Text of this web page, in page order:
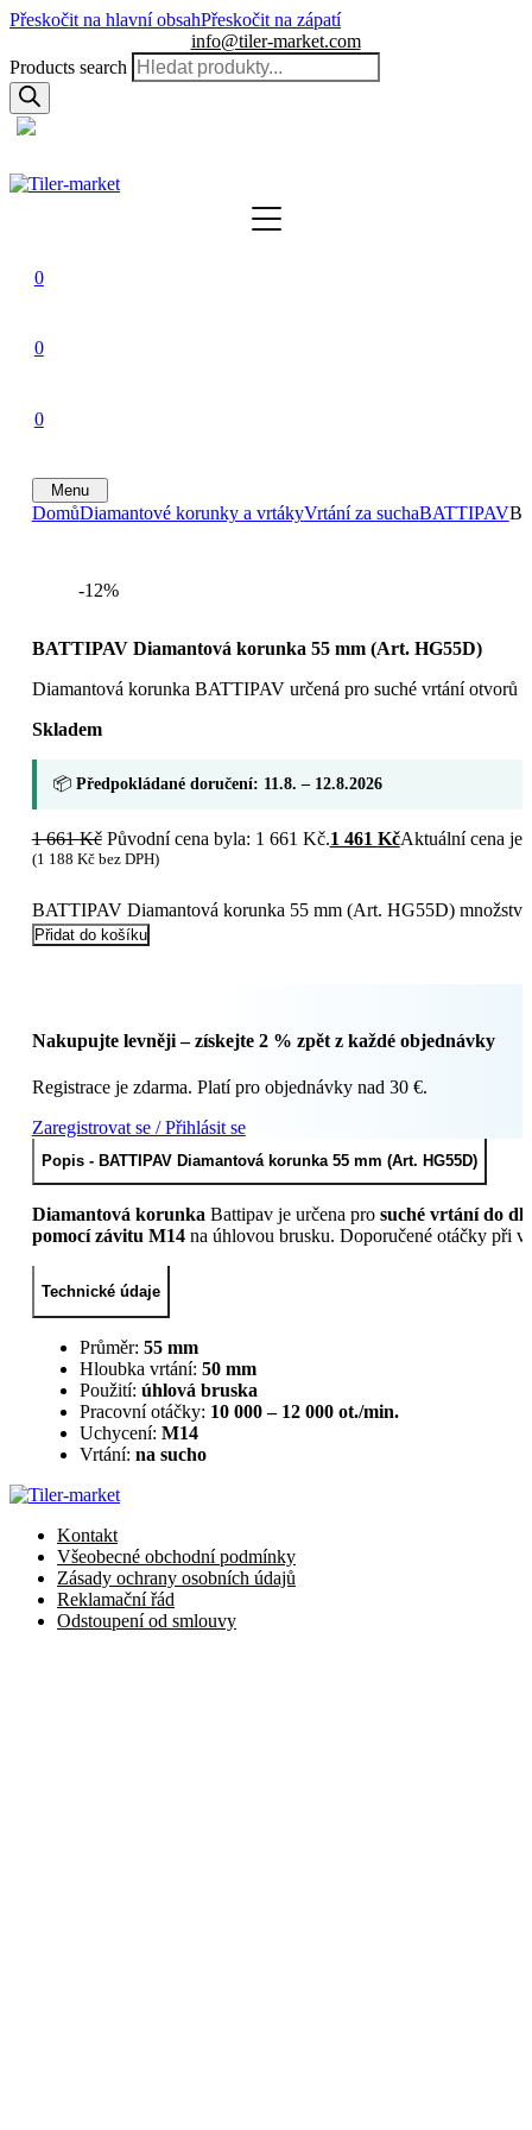
Přeskočit na hlavní obsahPřeskočit na zápatí
info@tiler-market.com
Products search
0
0
0
Menu
DomůDiamantové korunky a vrtákyVrtání za suchaBATTIPAV
-12%
BATTIPAV Diamantová korunka 55 mm (Art. HG55D)
Diamantová korunka BATTIPAV určená pro suché vrtání otvorů
Skladem
📦 Předpokládané doručení: 11.8. – 12.8.2026
1 661Kč Původní cena byla: 1 661 Kč.1 461 KčAktuální cena
(1 188 Kčbez DPH)
BATTIPAV Diamantová korunka 55 mm (Art. HG55D) množství
Přidat do košíku
Nakupujte levněji – získejte 2 % zpět z každé objednávky
Registrace je zdarma. Platí pro objednávky nad 30 €.
Zaregistrovat se / Přihlásit se
Popis - BATTIPAV Diamantová korunka 55 mm (Art. HG55D)
Diamantová korunka Battipav je určena pro suché vrtání do
pomocí závitu M14na úhlovou brusku. Doporučené otáčky při
Technické údaje
Průměr: 55 mm
Hloubka vrtání: 50 mm
Použití: úhlová bruska
Pracovní otáčky: 10 000 – 12 000 ot./min.
Uchycení: M14
Vrtání: na sucho
Kontakt
Všeobecné obchodní podmínky
Zásady ochrany osobních údajů
Reklamační řád
Odstoupení od smlouvy